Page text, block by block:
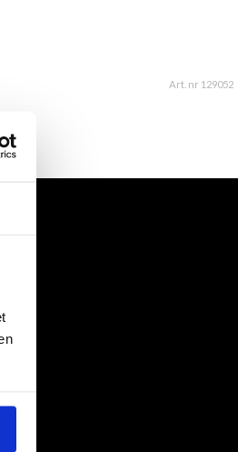
Art. nr 129052